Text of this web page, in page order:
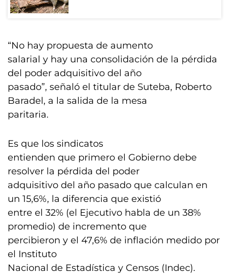
“No hay propuesta de aumento
salarial y hay una consolidación de la pérdida
del poder adquisitivo del año
pasado”, señaló el titular de Suteba, Roberto
Baradel, a la salida de la mesa
paritaria.
Es que los sindicatos
entienden que primero el Gobierno debe
resolver la pérdida del poder
adquisitivo del año pasado que calculan en
un 15,6%, la diferencia que existió
entre el 32% (el Ejecutivo habla de un 38%
promedio) de incremento que
percibieron y el 47,6% de inflación medido por
el Instituto
Nacional de Estadística y Censos (Indec).